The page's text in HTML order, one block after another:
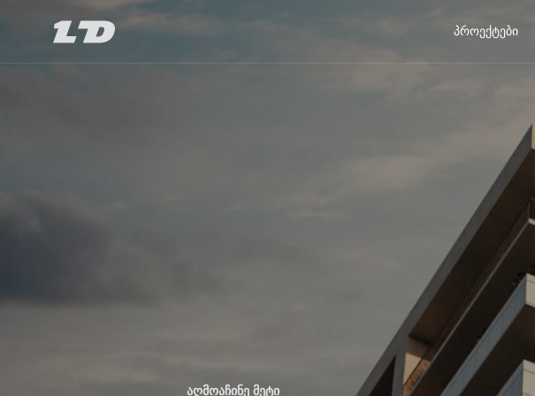
ᲞᲠᲝᲔᲥᲢᲔᲑᲘ
ᲐᲦᲛᲝᲐᲩᲘᲜᲔ ᲛᲔᲢᲘ